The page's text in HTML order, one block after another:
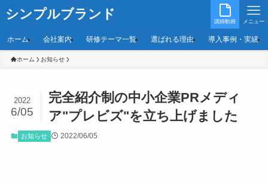
シンプルブランド 講師動画 メニュー
ホーム 会社案内 研修テーマ一覧 選ばれる理由 導入事例・実績
ホーム お知らせ
完全紹介制の中小企業PRメディ
ア"プレビズ"を立ち上げました
2022
6/05
お知らせ 2022/06/05